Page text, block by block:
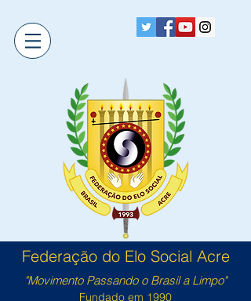
Federação do Elo Social Acre
"Movimento Passando o Brasil a Limpo"
Fundado em 1990